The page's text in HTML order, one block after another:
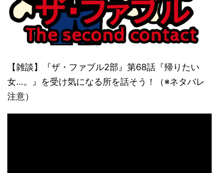
【雑談】『ザ・ファブル2部』第68話『帰りたい
女…。』を受け気になる所を話そう！（※ネタバレ
注意）